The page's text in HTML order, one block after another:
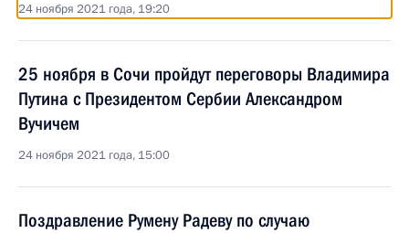
24 ноября 2021 года, 19:20
25 ноября в Сочи пройдут переговоры Владимира
Путина с Президентом Сербии Александром
Вучичем
24 ноября 2021 года, 15:00
Поздравление Румену Радеву по случаю